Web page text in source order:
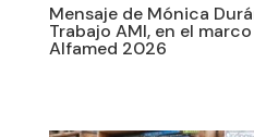
Mensaje de Mónica
Trabajo AMI, en el
Alfamed 2026